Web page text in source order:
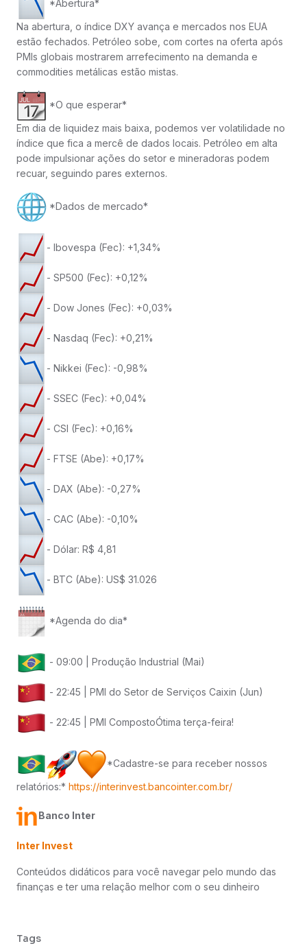
*Abertura*
Na abertura, o índice DXY avança e mercados nos EUA
estão fechados. Petróleo sobe, com cortes na oferta após
PMIs globais mostrarem arrefecimento na demanda e
commodities metálicas estão mistas.
*O que esperar*
Em dia de liquidez mais baixa, podemos ver volatilidade no
índice que fica a mercê de dados locais. Petróleo em alta
pode impulsionar ações do setor e mineradoras podem
recuar, seguindo pares externos.
*Dados de mercado*
- Ibovespa (Fec): +1,34%
- SP500 (Fec): +0,12%
- Dow Jones (Fec): +0,03%
- Nasdaq (Fec): +0,21%
- Nikkei (Fec): -0,98%
- SSEC (Fec): +0,04%
- CSI (Fec): +0,16%
- FTSE (Abe): +0,17%
- DAX (Abe): -0,27%
- CAC (Abe): -0,10%
- Dólar: R$ 4,81
- BTC (Abe): US$ 31.026
*Agenda do dia*
- 09:00 | Produção Industrial (Mai)
- 22:45 | PMI do Setor de Serviços Caixin (Jun)
- 22:45 | PMI CompostoÓtima terça-feira!
*Cadastre-se para receber nossos
relatórios:* https://interinvest.bancointer.com.br/
Banco Inter
Inter Invest
Conteúdos didáticos para você navegar pelo mundo das
finanças e ter uma relação melhor com o seu dinheiro
Tags